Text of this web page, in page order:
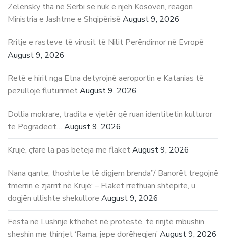
Zelensky tha në Serbi se nuk e njeh Kosovën, reagon
Ministria e Jashtme e Shqipërisë August 9, 2026
Rritje e rasteve të virusit të Nilit Perëndimor në Evropë
August 9, 2026
Retë e hirit nga Etna detyrojnë aeroportin e Katanias të
pezullojë fluturimetAugust 9, 2026
Dollia mokrare, tradita e vjetër që ruan identitetin kulturor
të Pogradecit… August 9, 2026
Krujë, çfarë la pas beteja me flakëtAugust 9, 2026
Nana qante, thoshte le të digjem brenda”/ Banorët tregojnë
tmerrin e zjarrit në Krujë: – Flakët rrethuan shtëpitë, u
dogjën ullishte shekullore August 9, 2026
Festa në Lushnje kthehet në protestë, të rinjtë mbushin
sheshin me thirrjet ‘Rama, jepe dorëheqjen’ August 9, 2026